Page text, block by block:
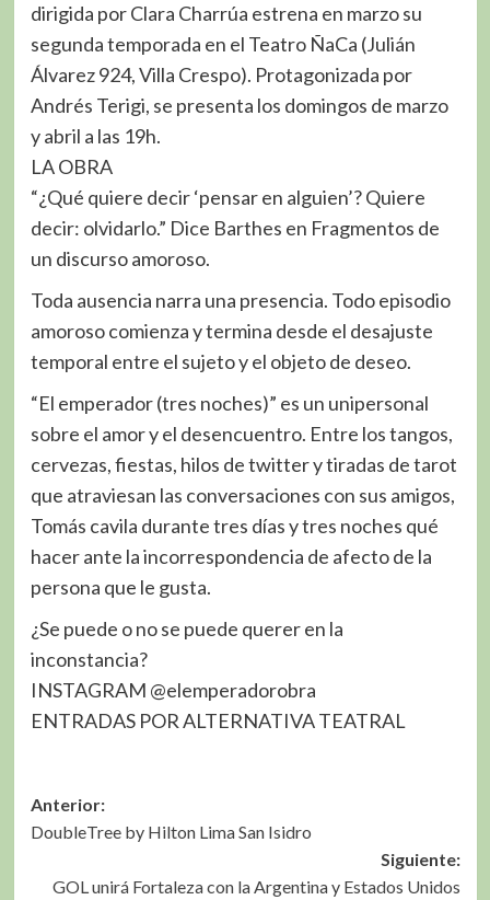
dirigida por Clara Charrúa estrena en marzo su
segunda temporada en el Teatro ÑaCa (Julián
Álvarez 924, Villa Crespo). Protagonizada por
Andrés Terigi, se presenta los domingos de marzo
y abril a las 19h.
LA OBRA
“¿Qué quiere decir ‘pensar en alguien’? Quiere
decir: olvidarlo.” Dice Barthes en Fragmentos de
un discurso amoroso.
Toda ausencia narra una presencia. Todo episodio
amoroso comienza y termina desde el desajuste
temporal entre el sujeto y el objeto de deseo.
“El emperador (tres noches)” es un unipersonal
sobre el amor y el desencuentro. Entre los tangos,
cervezas, fiestas, hilos de twitter y tiradas de tarot
que atraviesan las conversaciones con sus amigos,
Tomás cavila durante tres días y tres noches qué
hacer ante la incorrespondencia de afecto de la
persona que le gusta.
¿Se puede o no se puede querer en la
inconstancia?
INSTAGRAM @elemperadorobra
ENTRADAS POR ALTERNATIVA TEATRAL
Navegación
de
entradas
Anterior:
DoubleTree by Hilton Lima San Isidro
Siguiente:
GOL unirá Fortaleza con la Argentina y Estados Unidos